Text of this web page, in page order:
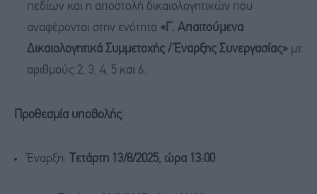
πεδίων και η αποστολή δικαιολογητικών που
αναφέρονται στην ενότητα «Γ. Απαιτούμενα
Δικαιολογητικά Συμμετοχής / Έναρξης Συνεργασίας» με
αριθμούς 2, 3, 4, 5 και 6.
Προθεσμία υποβολής:
Έναρξη: Τετάρτη 13/8/2025, ώρα 13:00